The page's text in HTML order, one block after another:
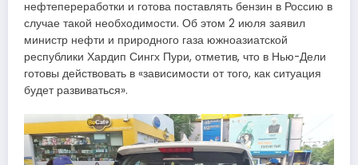
нефтепереработки и готова поставлять бензин в Россию в
случае такой необходимости. Об этом 2 июля заявил
министр нефти и природного газа южноазиатской
республики Хардип Сингх Пури, отметив, что в Нью-Дели
готовы действовать в «зависимости от того, как ситуация
будет развиваться».